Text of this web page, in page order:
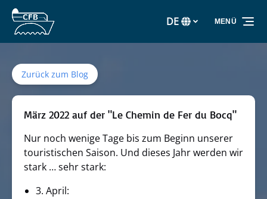
Zur Primärnavigation springen
Zum Inhalt springen
Zur Fußzeile springen
Wählen
Sie
DE MENÜ
Zurück zum Blog
März 2022 auf der "Le Chemin de Fer du Bocq"
Nur noch wenige Tage bis zum Beginn unserer
touristischen Saison. Und dieses Jahr werden wir
stark … sehr stark:
3. April: